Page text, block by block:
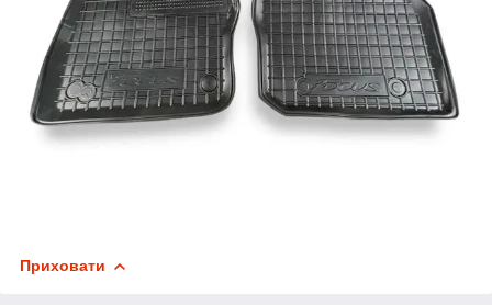
Приховати